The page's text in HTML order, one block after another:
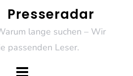
Presseradar
lange suchen – Wir
passenden Leser.